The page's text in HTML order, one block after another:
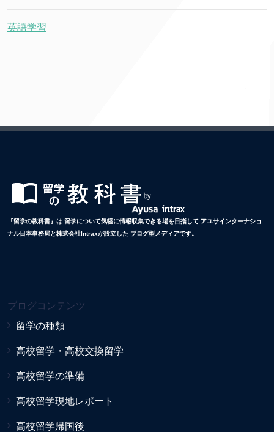
英語学習
『留学の教科書』は 留学について気軽に情報収集できる場を目指して アユサインターナショ
ナル日本事務局と株式会社Intraxが設立した ブログ型メディアです。
ブログコンテンツ
留学の種類
高校留学・高校交換留学
高校留学の準備
高校留学現地レポート
高校留学帰国後